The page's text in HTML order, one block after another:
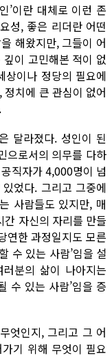
’이란 대체로 이런 존
성, 좋은 리더란 어떤
해왔지만, 그들이 어
이 고민해본 적이 없
상이나 정당의 필요에
치에 큰 관심이 없어
달라졌다. 성인이 된
으로서의 의무를 다하
직자가 4,000명이 넘
었다. 그리고 그중에
사람들도 있지만, 매
자신의 자리를 만들
연한 과정일지도 모른
수 있는 사람’임을 설
분의 삶이 나아지는
수 있는 사람’임을 증
엇인지, 그리고 그 어
기 위해 무엇이 필요